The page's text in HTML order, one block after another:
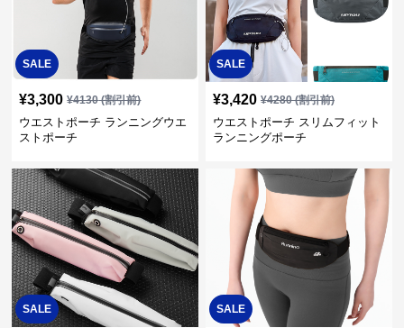
SALE
¥3,300 ¥4130(割引前)
ウエストポーチ ランニングウエ
ストポーチ
SALE
¥3,420 ¥4280(割引前)
ウエストポーチ スリムフィット
ランニングポーチ
SALE SALE